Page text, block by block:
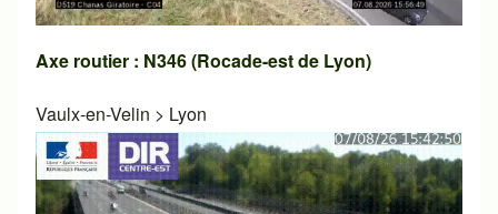
Axe routier : N346 (Rocade-est de Lyon)
Vaulx-en-Velin > Lyon